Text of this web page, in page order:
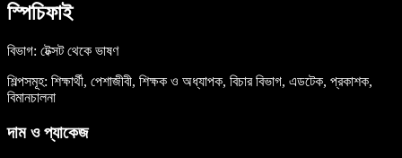
স্পিচিফাই
বিভাগ: টেক্সট থেকে ভাষণ
শিল্পসমূহ: শিক্ষার্থী, পেশাজীবী, শিক্ষক ও অধ্যাপক, বিচার বিভাগ, এডটেক, প্রকাশক,
বিমানচালনা
দাম ও প্যাকেজ